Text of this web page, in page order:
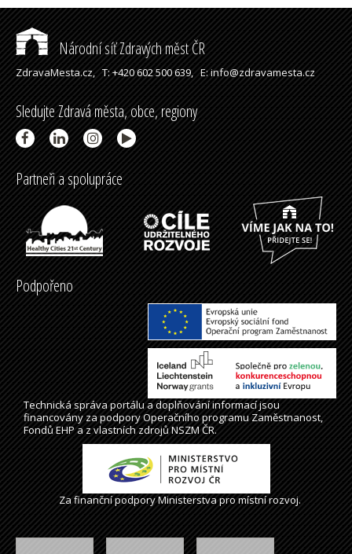
Národní síť Zdravých měst ČR
ZdravaMesta.cz,T: +420 602 500 639,E: info@zdravamesta.cz
Sledujte Zdravá města, obce, regiony
Partneři a spolupráce
Podpořeno
Technická správaportálua doplňování informací jsou
financovány za podpory Operačního programu Zaměstnanost,
Fondů EHP a z vlastních zdrojů NSZM ČR.
Za finanční podpory Ministerstva pro místní rozvoj.